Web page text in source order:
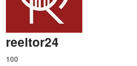
reeltor24
100